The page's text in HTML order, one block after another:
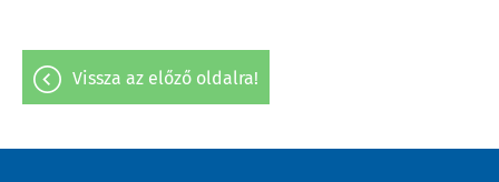
vissza az előző oldalra!